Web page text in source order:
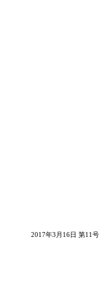
2017年3月16日 第11号